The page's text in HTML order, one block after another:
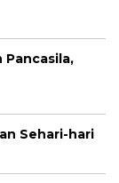
Pancasila,
Sehari-hari